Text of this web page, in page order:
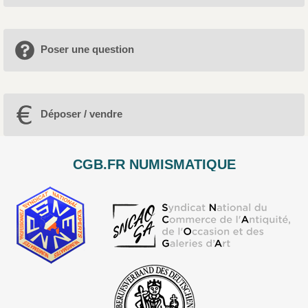
Poser une question
Déposer / vendre
CGB.FR NUMISMATIQUE